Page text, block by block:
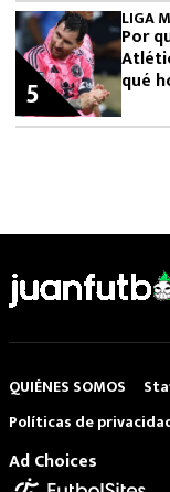
LIGA
Por
qué
5
QUIÉNES SOMOS
Políticas de
Ad Choices